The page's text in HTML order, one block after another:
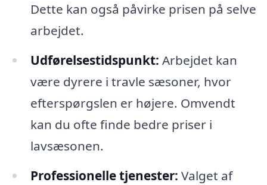
Dette kan også påvirke prisen på selve
arbejdet.
Udførelsestidspunkt: Arbejdet kan
være dyrere i travle sæsoner, hvor
efterspørgslen er højere. Omvendt
kan du ofte finde bedre priser i
lavsæsonen.
Professionelle tjenester: Valget af